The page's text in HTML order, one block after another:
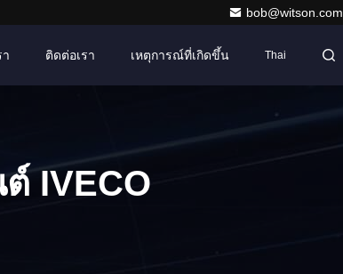
bob@witson.com
า ติดต่อเรา เหตุการณ์ที่เกิดขึ้น Thai
ต์ IVECO